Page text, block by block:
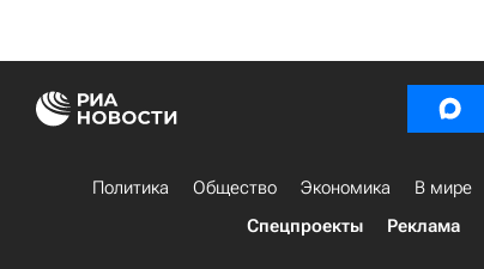
Политика Общество Экономика В мире
Спецпроекты
Реклама